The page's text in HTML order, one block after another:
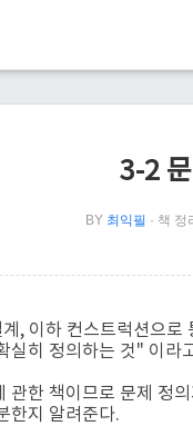
3-2
BY 최익필 책 정
, 이하 컨스트럭션으로
실히 정의하는 것" 이라
관한 책이므로 문제 정
한지 알려준다.